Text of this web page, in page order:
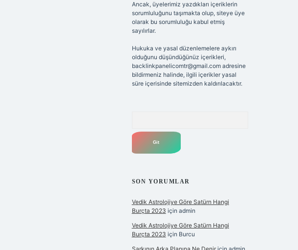
Ancak, üyelerimiz yazdıkları içeriklerin
sorumluluğunu taşımakta olup, siteye üye
olarak bu sorumluluğu kabul etmiş
sayılırlar.
Hukuka ve yasal düzenlemelere aykırı
olduğunu düşündüğünüz içerikleri,
backlinkpanelicomtr@gmail.comadresine
bildirmeniz halinde, ilgili içerikler yasal
süre içerisinde sitemizden kaldırılacaktır.
SON YORUMLAR
Vedik Astrolojiye Göre Satürn Hangi
Burçta 2023 için admin
Vedik Astrolojiye Göre Satürn Hangi
Burçta 2023 için Burcu